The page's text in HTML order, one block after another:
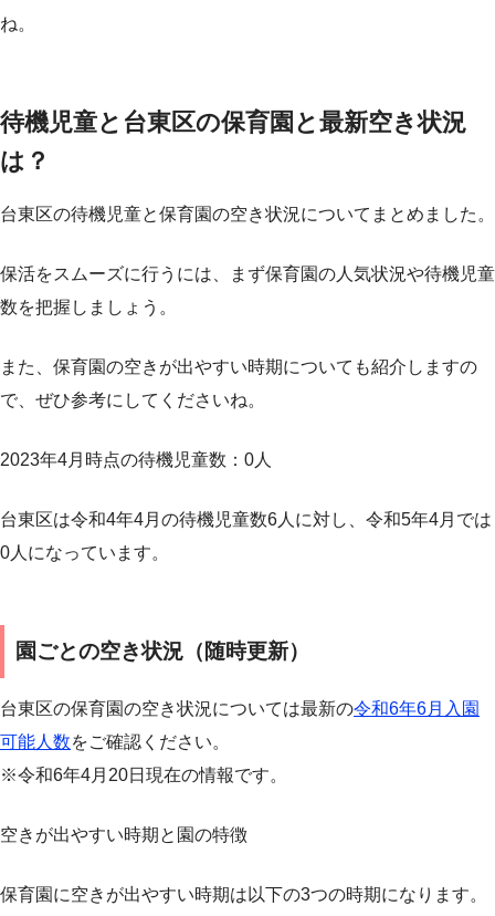
ね。
待機児童と台東区の保育園と最新空き状況
は？
台東区の待機児童と保育園の空き状況についてまとめました。
保活をスムーズに行うには、まず保育園の人気状況や待機児童
数を把握しましょう。
また、保育園の空きが出やすい時期についても紹介しますの
で、ぜひ参考にしてくださいね。
2023年4月時点の待機児童数：0人
台東区は令和4年4月の待機児童数6人に対し、令和5年4月では
0人になっています。
園ごとの空き状況（随時更新）
台東区の保育園の空き状況については最新の令和6年6月入園
可能人数をご確認ください。
※令和6年4月20日現在の情報です。
空きが出やすい時期と園の特徴
保育園に空きが出やすい時期は以下の3つの時期になります。